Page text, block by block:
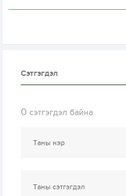
Сэтгэгдэл
0 сэтгэгдэл байна